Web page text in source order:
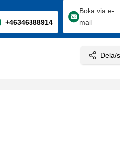
+46346888914
Boka via e-
mail